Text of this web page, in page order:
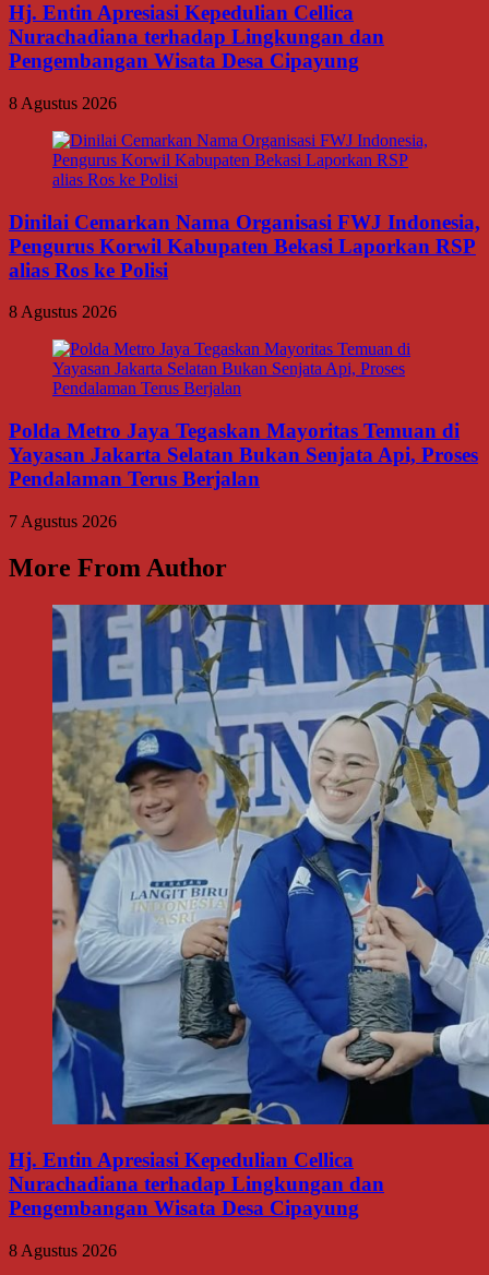
Hj. Entin Apresiasi Kepedulian Cellica
Nurachadiana terhadap Lingkungan dan
Pengembangan Wisata Desa Cipayung
8 Agustus 2026
Dinilai Cemarkan Nama Organisasi FWJ Indonesia,
Pengurus Korwil Kabupaten Bekasi Laporkan RSP
alias Ros ke Polisi
8 Agustus 2026
Polda Metro Jaya Tegaskan Mayoritas Temuan di
Yayasan Jakarta Selatan Bukan Senjata Api, Proses
Pendalaman Terus Berjalan
7 Agustus 2026
More From Author
Hj. Entin Apresiasi Kepedulian Cellica
Nurachadiana terhadap Lingkungan dan
Pengembangan Wisata Desa Cipayung
8 Agustus 2026